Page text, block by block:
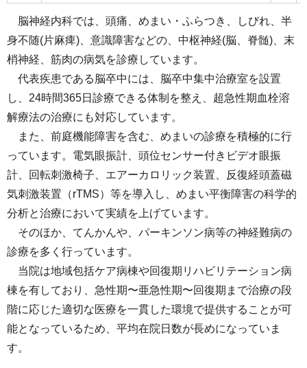
脳神経内科では、頭痛、めまい・ふらつき、しびれ、半
身不随(片麻痺)、意識障害などの、中枢神経(脳、脊髄)、末
梢神経、筋肉の病気を診療しています。
代表疾患である脳卒中には、脳卒中集中治療室を設置
し、24時間365⽇診療できる体制を整え、超急性期⾎栓溶
解療法の治療にも対応しています。
また、前庭機能障害を含む、めまいの診療を積極的に⾏
っています。電気眼振計、頭位センサー付きビデオ眼振
計、回転刺激椅子、エアーカロリック装置、反復経頭蓋磁
気刺激装置（rTMS）等を導入し、めまい平衡障害の科学的
分析と治療において実績を上げています。
そのほか、てんかんや、パーキンソン病等の神経難病の
診療を多く行っています。
当院は地域包括ケア病棟や回復期リハビリテーション病
棟を有しており、急性期〜亜急性期〜回復期まで治療の段
階に応じた適切な医療を⼀貫した環境で提供することが可
能となっているため、平均在院⽇数が⻑めになっていま
す。